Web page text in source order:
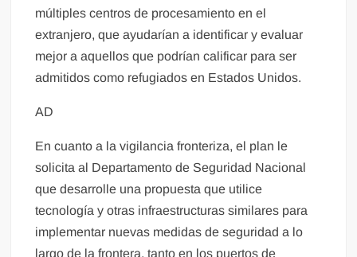
múltiples centros de procesamiento en el
extranjero, que ayudarían a identificar y evaluar
mejor a aquellos que podrían calificar para ser
admitidos como refugiados en Estados Unidos.
AD
En cuanto a la vigilancia fronteriza, el plan le
solicita al Departamento de Seguridad Nacional
que desarrolle una propuesta que utilice
tecnología y otras infraestructuras similares para
implementar nuevas medidas de seguridad a lo
largo de la frontera, tanto en los puertos de